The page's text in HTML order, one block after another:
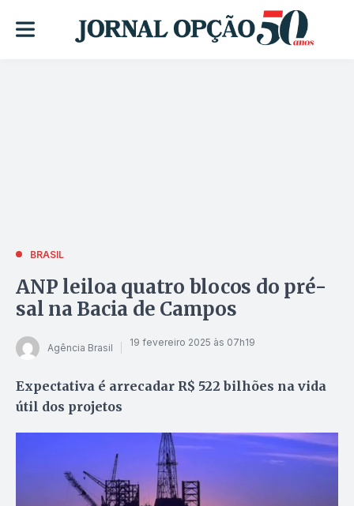
BRASIL
ANP leiloa quatro blocos do pré-
sal na Bacia de Campos
Agência Brasil 19 fevereiro 2025 às 07h19
Expectativa é arrecadar R$ 522 bilhões na vida
útil dos projetos